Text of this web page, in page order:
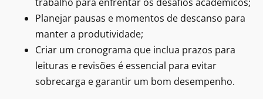
trabalho para enfrentar os desafios acadêmicos;
Planejar pausas e momentos de descanso para
manter a produtividade;
Criar um cronograma que inclua prazos para
leituras e revisões é essencial para evitar
sobrecarga e garantir um bom desempenho.